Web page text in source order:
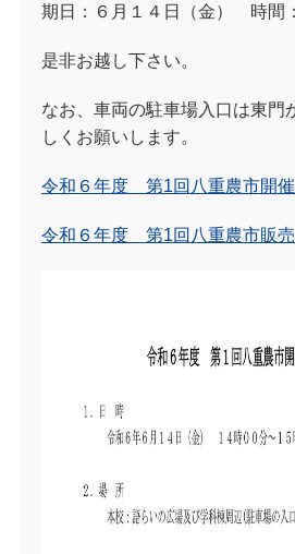
期日：６月１４日（金） 時間
是非お越し下さい。
なお、車両の駐車場入口は東門
しくお願いします。
令和６年度 第1回八重農市開
令和６年度 第1回八重農市販